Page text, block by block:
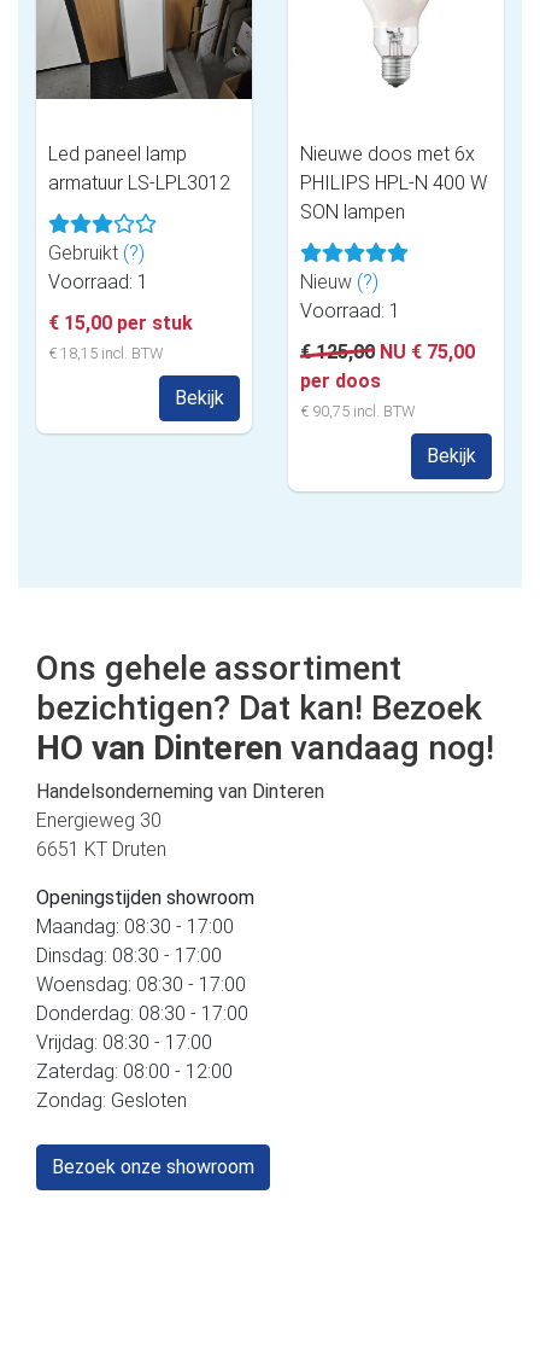
Led paneel lamp
armatuur LS-LPL3012
Gebruikt (?)
Voorraad: 1
€ 15,00 per stuk
€ 18,15 incl. BTW
Bekijk
Nieuwe doos met 6x
PHILIPS HPL-N 400 W
SON lampen
Nieuw (?)
Voorraad: 1
€ 125,00 NU € 75,00
per doos
€ 90,75 incl. BTW
Bekijk
Ons gehele assortiment
bezichtigen? Dat kan! Bezoek
HO van Dinteren vandaag nog!
Handelsonderneming van Dinteren
Energieweg 30
6651 KT Druten
Openingstijden showroom
Maandag: 08:30 - 17:00
Dinsdag: 08:30 - 17:00
Woensdag: 08:30 - 17:00
Donderdag: 08:30 - 17:00
Vrijdag: 08:30 - 17:00
Zaterdag: 08:00 - 12:00
Zondag: Gesloten
Bezoek onze showroom